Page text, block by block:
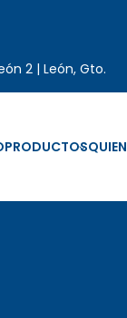
2 | León, Gto.
PRODUCTOS